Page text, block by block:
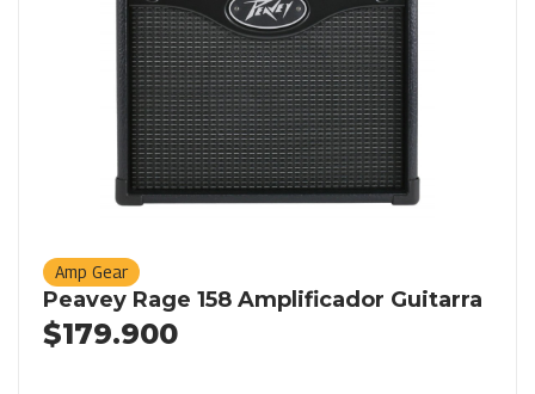
Amp Gear
Peavey Rage 158 Amplificador Guitarra
$179.900